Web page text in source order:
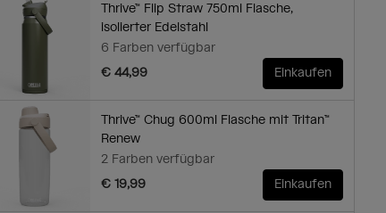
Thrive™ Flip Straw 750ml Flasche,
isolierter Edelstahl
6 Farben verfügbar
€ 44,99
Einkaufen
Thrive™ Chug 600ml Flasche mit Tritan™
Renew
2 Farben verfügbar
€ 19,99
Einkaufen